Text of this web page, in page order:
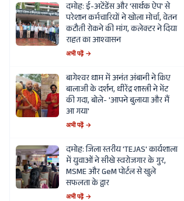
दमोह: ई-अटेंडेंस और 'सार्थक ऐप' से
परेशान कर्मचारियों ने खोला मोर्चा, वेतन
कटौती रोकने की मांग, कलेक्टर ने दिया
राहत का आश्वासन
अभी पढ़ें →
बागेश्वर धाम में अनंत अंबानी ने किए
बालाजी के दर्शन, धीरेंद्र शास्त्री ने भेंट
की गदा, बोले- 'आपने बुलाया और मैं
आ गया'
अभी पढ़ें →
दमोह: जिला स्तरीय 'TEJAS' कार्यशाला
में युवाओं ने सीखे स्वरोजगार के गुर,
MSME और GeM पोर्टल से खुले
सफलता के द्वार
अभी पढ़ें →